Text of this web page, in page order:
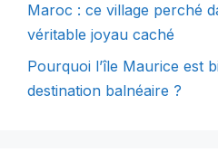
Maroc : ce village perché
véritable joyau caché
Pourquoi l’île Maurice est
destination balnéaire ?